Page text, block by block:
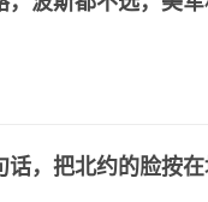
话，把北约的脸按